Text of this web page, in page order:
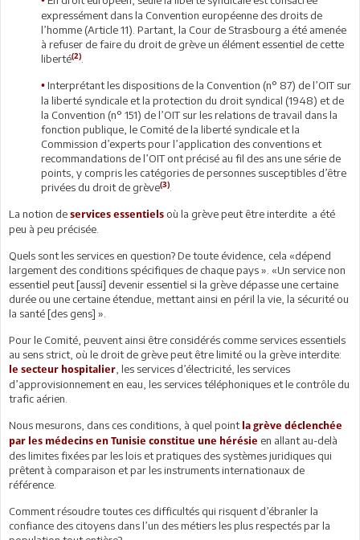
expressément dans la Convention européenne des droits de
l’homme (Article 11). Partant, la Cour de Strasbourg a été amenée
à refuser de faire du droit de grève un élément essentiel de cette
liberté(2)
• Interprétant les dispositions de la Convention (n° 87) de l’OIT sur
la liberté syndicale et la protection du droit syndical (1948) et de
la Convention (n° 151) de l’OIT sur les relations de travail dans la
fonction publique, le Comité de la liberté syndicale et la
Commission d’experts pour l’application des conventions et
recommandations de l’OIT ont précisé au fil des ans une série de
points, y compris les catégories de personnes susceptibles d’être
privées du droit de grève(3)
La notion de services essentiels où la grève peut être interdite a été
peu à peu précisée.
Quels sont les services en question? De toute évidence, cela «dépend
largement des conditions spécifiques de chaque pays ». «Un service non
essentiel peut [aussi] devenir essentiel si la grève dépasse une certaine
durée ou une certaine étendue, mettant ainsi en péril la vie, la sécurité ou
la santé [des gens] ».
Pour le Comité, peuvent ainsi être considérés comme services essentiels
au sens strict, où le droit de grève peut être limité ou la grève interdite:
le secteur hospitalier , les services d’électricité, les services
d’approvisionnement en eau, les services téléphoniques et le contrôle du
trafic aérien.
Nous mesurons, dans ces conditions, à quel point la grève déclenchée
par les médecins en Tunisie constitue une hérésie en allant au-delà
des limites fixées par les lois et pratiques des systèmes juridiques qui
prêtent à comparaison et par les instruments internationaux de
référence.
Comment résoudre toutes ces difficultés qui risquent d’ébranler la
confiance des citoyens dans l’un des métiers les plus respectés par la